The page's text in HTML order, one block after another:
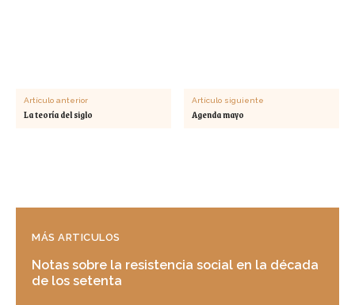
Artículo anterior
La teoría del siglo
Artículo siguiente
Agenda mayo
MÁS ARTICULOS
Notas sobre la resistencia social en la década
de los setenta